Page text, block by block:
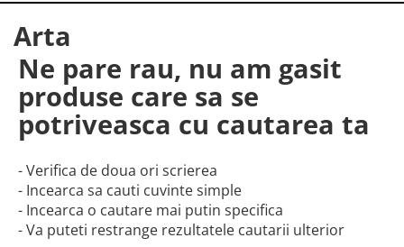
3 - 4 Ani
4 - 5 Ani
6 - 7 Ani
7 - 8 Ani
8 - 9 Ani
9+ Ani
Arta
Ne pare rau, nu am gasit
produse care sa se
potriveasca cu cautarea ta
- Verifica de doua ori scrierea
- Incearca sa cauti cuvinte simple
- Incearca o cautare mai putin specifica
- Va puteti restrange rezultatele cautarii ulterior